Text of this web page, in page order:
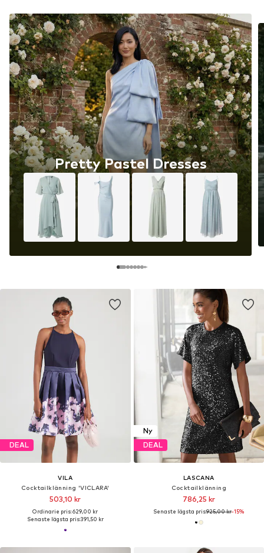
Pretty Pastel Dresses
DEAL
VILA
Cocktailklänning 'VICLARA'
503,10 kr
Ordinarie pris: 629,00 kr
Senaste lägsta pris:391,50 kr
Ny
DEAL
LASCANA
Cocktailklänning
786,25 kr
Senaste lägsta pris:925,00 kr-15%